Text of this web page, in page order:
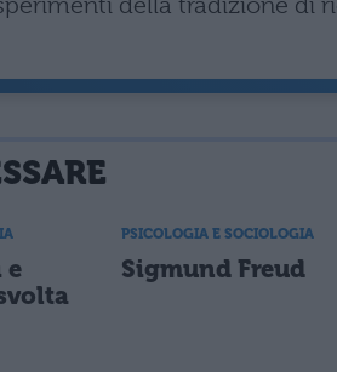
e
PSICOLOGIA E SOCIOLOGIA
Sigmund Freud